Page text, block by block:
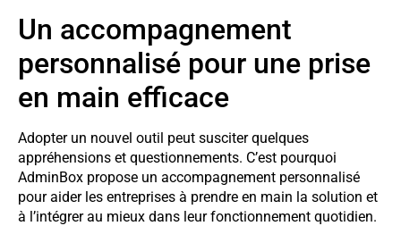
Un accompagnement
personnalisé pour une prise
en main efficace
Adopter un nouvel outil peut susciter quelques
appréhensions et questionnements. C’est pourquoi
AdminBox propose un accompagnement personnalisé
pour aider les entreprises à prendre en main la solution et
à l’intégrer au mieux dans leur fonctionnement quotidien.